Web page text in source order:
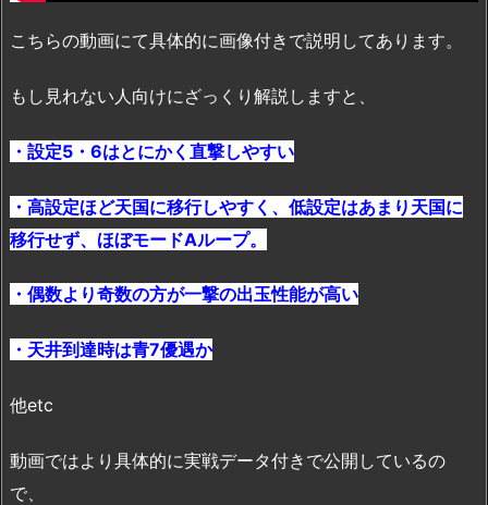
こちらの動画にて具体的に画像付きで説明してあります。
もし見れない人向けにざっくり解説しますと、
・設定5・6はとにかく直撃しやすい
・高設定ほど天国に移行しやすく、低設定はあまり天国に
移行せず、ほぼモードAループ。
・偶数より奇数の方が一撃の出玉性能が高い
・天井到達時は青7優遇か
他etc
動画ではより具体的に実戦データ付きで公開しているの
で、